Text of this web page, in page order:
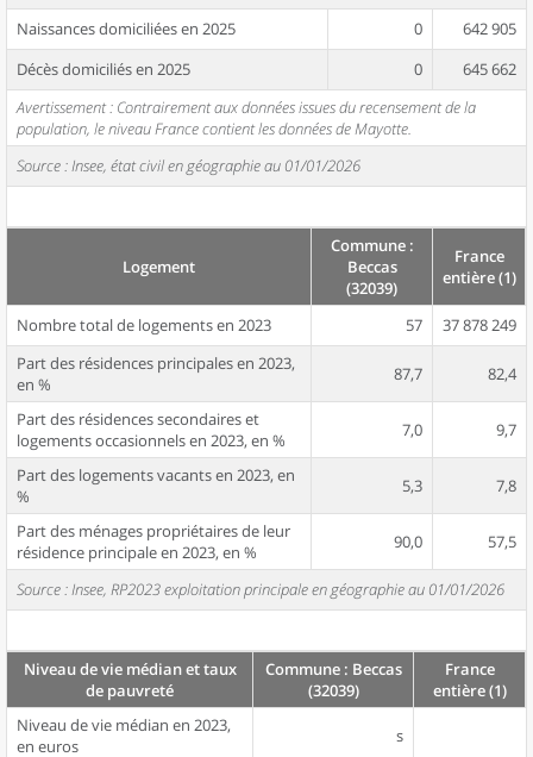
Naissances domiciliées en 2025 0
642 905
Décès domiciliés en 2025
0
645 662
Avertissement : Contrairement aux données issues du recensement de la
population, le niveau France contient les données de Mayotte.
Source : Insee, état civil en géographie au 01/01/2026
Logement
Commune :
Beccas
(32039)
France
entière (1)
Nombre total de logements en 2023 57
37 878 249
Part des résidences principales en 2023,
en %
87,7 82,4
Part des résidences secondaires et
logements occasionnels en 2023, en %
7,0 9,7
Part des logements vacants en 2023, en
%
5,3 7,8
Part des ménages propriétaires de leur
résidence principale en 2023, en %
90,0 57,5
Source : Insee, RP2023 exploitation principale en géographie au 01/01/2026
Niveau de vie médian et taux
de pauvreté
Commune : Beccas
(32039)
France
entière (1)
Niveau de vie médian en 2023,
en euros
s